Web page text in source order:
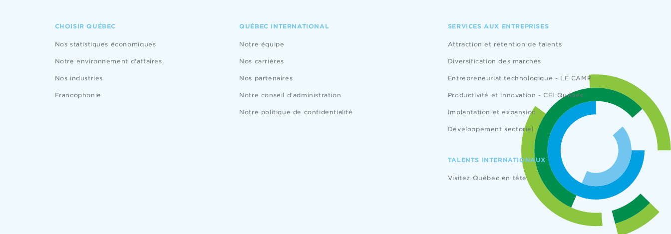
CHOISIR QUÉBEC
Nos statistiques économiques
Notre environnement d'affaires
Nos industries
Francophonie
QUÉBEC INTERNATIONAL
Notre équipe
Nos carrières
Nos partenaires
Notre conseil d'administration
Notre politique de confidentialité
SERVICES AUX ENTREPRISES
Attraction et rétention de talents
Diversification des marchés
Entrepreneuriat technologique - LE CAMP
Productivité et innovation - CEI Québec
Implantation et expansion
Développement sectoriel
TALENTS INTERNATIONAUX
Visitez Québec en tête